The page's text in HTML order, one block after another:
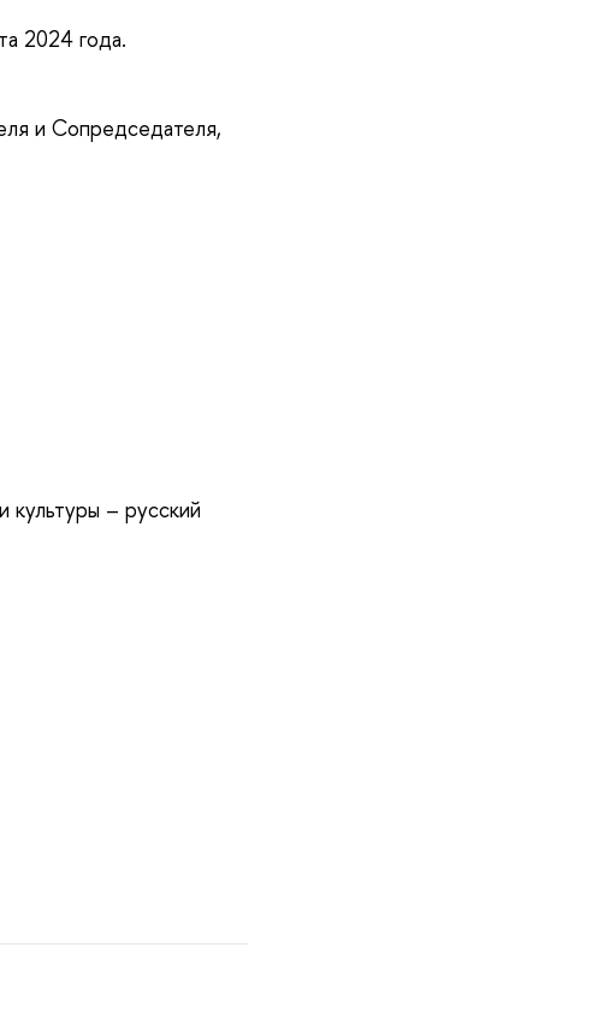
2024 года.
и Сопредседателя,
– русский